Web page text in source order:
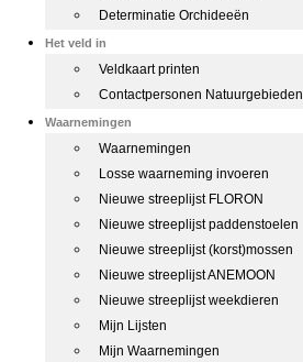
Determinatie Orchideeën
Het veld in
Veldkaart printen
Contactpersonen Natuurgebieden
Waarnemingen
Waarnemingen
Losse waarneming invoeren
Nieuwe streeplijst FLORON
Nieuwe streeplijst paddenstoelen
Nieuwe streeplijst (korst)mossen
Nieuwe streeplijst ANEMOON
Nieuwe streeplijst weekdieren
Mijn Lijsten
Mijn Waarnemingen